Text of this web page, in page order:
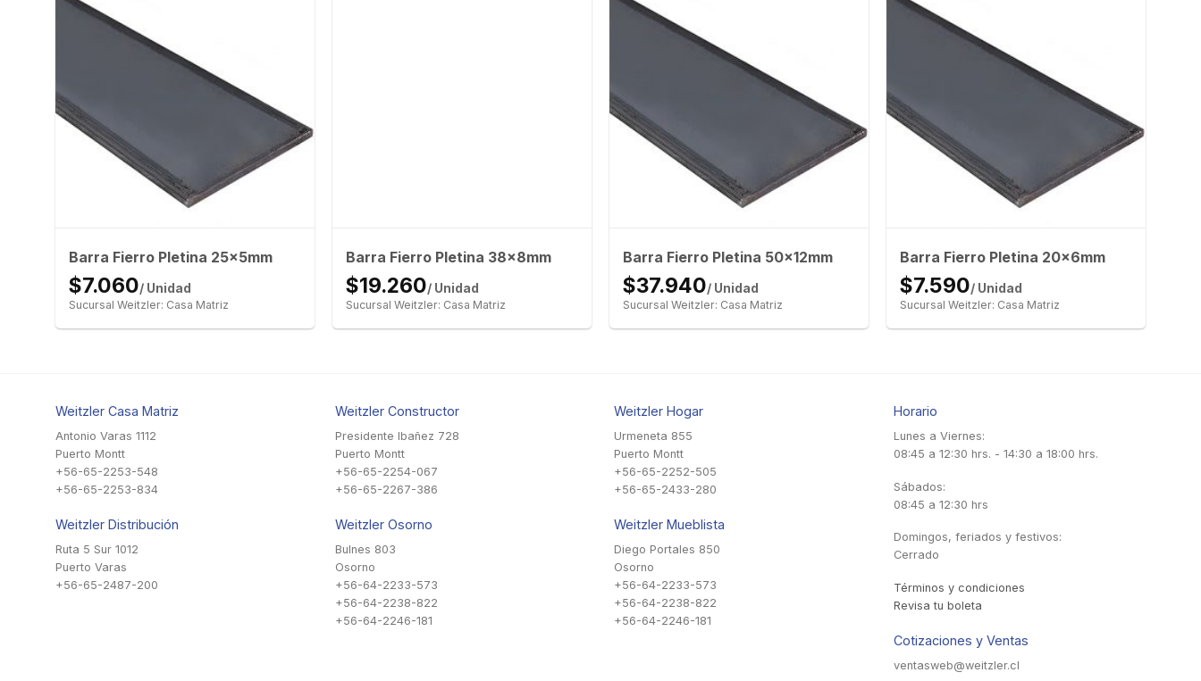
Barra Fierro Pletina 25x5mm
$7.060/ Unidad
Sucursal Weitzler: Casa Matriz
Barra Fierro Pletina 38x8mm
$19.260/ Unidad
Sucursal Weitzler: Casa Matriz
Barra Fierro Pletina 50x12mm
$37.940/ Unidad
Sucursal Weitzler: Casa Matriz
Barra Fierro Pletina 20x6mm
$7.590/ Unidad
Sucursal Weitzler: Casa Matriz
Weitzler Casa Matriz
Antonio Varas 1112
Puerto Montt
+56-65-2253-548
+56-65-2253-834
Weitzler Distribución
Ruta 5 Sur 1012
Puerto Varas
+56-65-2487-200
Weitzler Constructor
Presidente Ibañez 728
Puerto Montt
+56-65-2254-067
+56-65-2267-386
Weitzler Osorno
Bulnes 803
Osorno
+56-64-2233-573
+56-64-2238-822
+56-64-2246-181
Weitzler Hogar
Urmeneta 855
Puerto Montt
+56-65-2252-505
+56-65-2433-280
Weitzler Mueblista
Diego Portales 850
Osorno
+56-64-2233-573
+56-64-2238-822
+56-64-2246-181
Horario
Lunes a Viernes:
08:45 a 12:30 hrs. - 14:30 a 18:00 hrs.
Sábados:
08:45 a 12:30 hrs
Domingos, feriados y festivos:
Cerrado
Términos y condiciones
Revisa tu boleta
Cotizaciones y Ventas
ventasweb@weitzler.cl